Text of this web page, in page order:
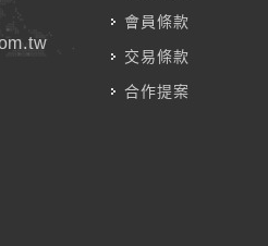
會員條款
交易條款
合作提案